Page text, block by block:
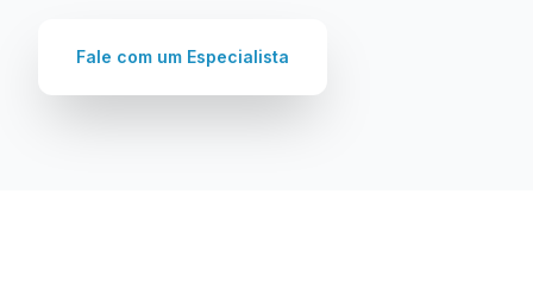
Fale com um Especialista